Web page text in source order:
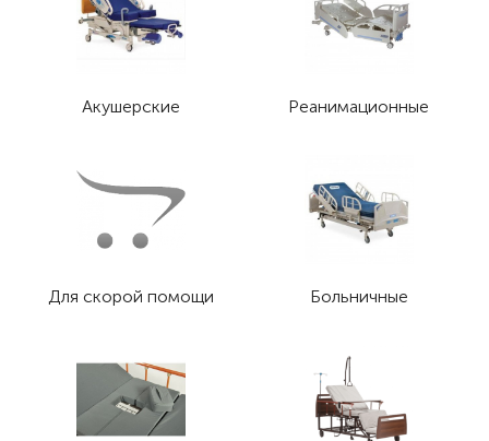
Акушерские Реанимационные
Для скорой помощи Больничные